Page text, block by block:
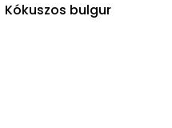
Kókuszos bulgur